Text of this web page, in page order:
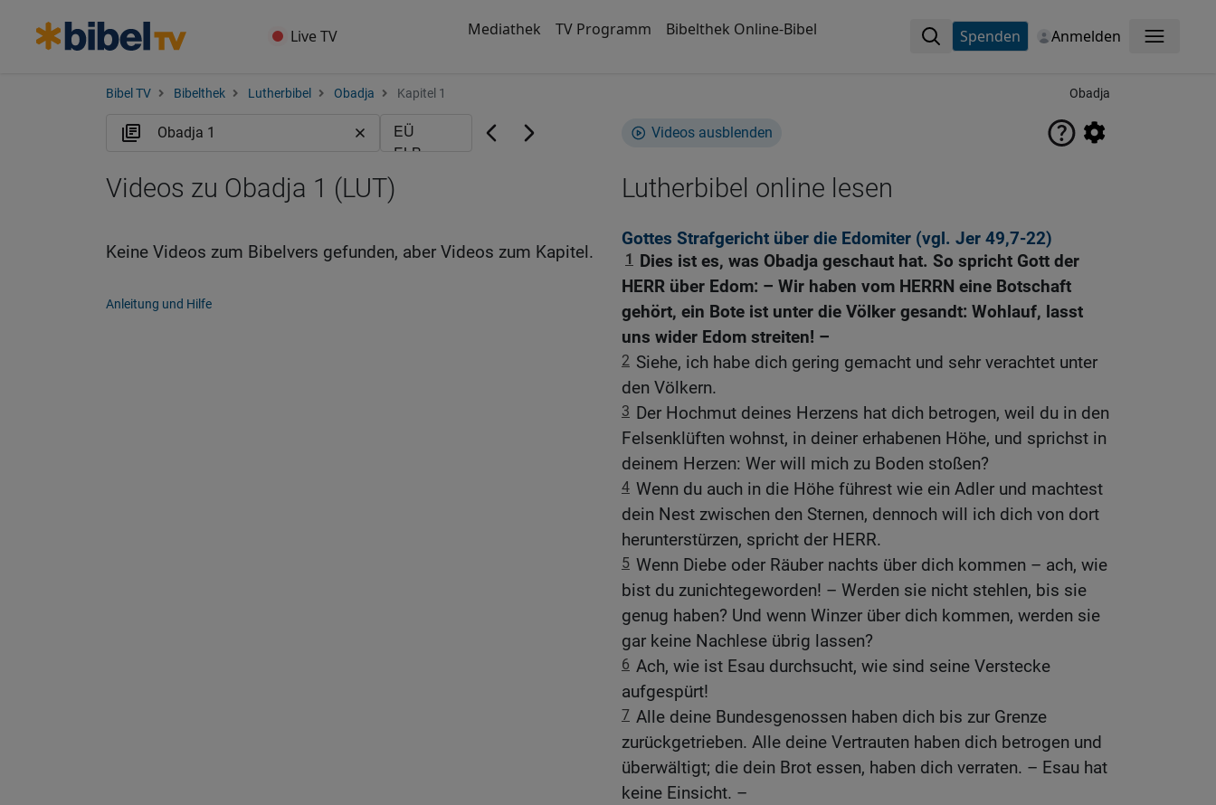
Live TV Mediathek TV Programm Bibelthek Online-Bibel Spenden Anmelden Menü
Bibel TV Bibelthek Lutherbibel Obadja Kapitel 1 Obadja
Videos ausblenden
Lutherbibel online lesen
Gottes Strafgericht über die Edomiter (vgl. Jer 49,7-22)
1
Dies ist es, was Obadja geschaut hat. So spricht Gott der
HERR über Edom: – Wir haben vom HERRN eine Botschaft
gehört, ein Bote ist unter die Völker gesandt: Wohlauf, lasst
uns wider Edom streiten! –
2 Siehe, ich habe dich gering gemacht und sehr verachtet unter
den Völkern.
3 Der Hochmut deines Herzens hat dich betrogen, weil du in den
Felsenklüften wohnst, in deiner erhabenen Höhe, und sprichst in
deinem Herzen: Wer will mich zu Boden stoßen?
4 Wenn du auch in die Höhe führest wie ein Adler und machtest
dein Nest zwischen den Sternen, dennoch will ich dich von dort
herunterstürzen, spricht der HERR.
5 Wenn Diebe oder Räuber nachts über dich kommen – ach, wie
bist du zunichtegeworden! – Werden sie nicht stehlen, bis sie
genug haben? Und wenn Winzer über dich kommen, werden sie
gar keine Nachlese übrig lassen?
6 Ach, wie ist Esau durchsucht, wie sind seine Verstecke
aufgespürt!
7 Alle deine Bundesgenossen haben dich bis zur Grenze
zurückgetrieben. Alle deine Vertrauten haben dich betrogen und
überwältigt; die dein Brot essen, haben dich verraten. – Esau hat
keine Einsicht. –
Videos zu Obadja 1 (LUT)
Keine Videos zum Bibelvers gefunden, aber Videos zum Kapitel.
Anleitung und Hilfe